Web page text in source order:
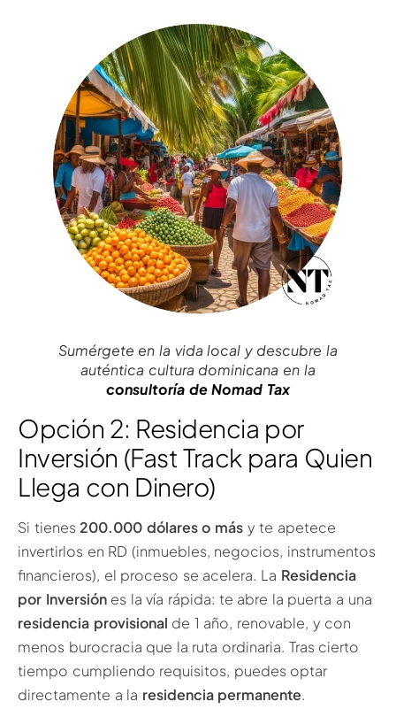
Sumérgete en la vida local y descubre la
auténtica cultura dominicana en la
consultoría de Nomad Tax
Opción 2: Residencia por
Inversión (Fast Track para Quien
Llega con Dinero)
Si tienes200.000 dólares o más y te apetece
invertirlos en RD (inmuebles, negocios, instrumentos
financieros), el proceso se acelera. La Residencia
por Inversiónes la vía rápida: te abre la puerta a una
residencia provisional de 1 año, renovable, y con
menos burocracia que la ruta ordinaria. Tras cierto
tiempo cumpliendo requisitos, puedes optar
directamente a la residencia permanente.